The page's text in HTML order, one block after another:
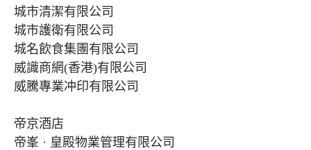
城市清潔有限公司
城市護衛有限公司
城名飲食集團有限公司
威識商網(香港)有限公司
威騰專業冲印有限公司
帝京酒店
帝峯 · 皇殿物業管理有限公司